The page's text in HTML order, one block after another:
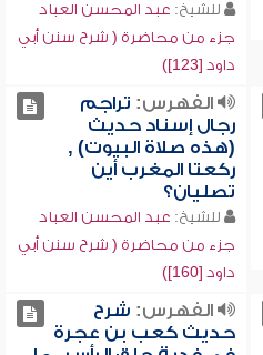
للشيخ: عبد المحسن العباد
جزء من محاضرة ( شرح سنن أبي
داود [123])
الفهرس: تراجم
رجال إسناد حديث
(هذه صلاة البيوت) ,
ركعتا المغرب أين
تصليان؟
للشيخ: عبد المحسن العباد
جزء من محاضرة ( شرح سنن أبي
داود [160])
الفهرس: شرح
حديث كعب بن عجرة